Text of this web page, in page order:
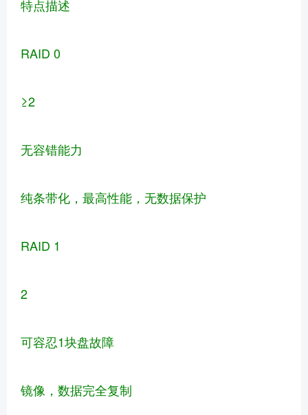
特点描述
RAID 0
≥2
无容错能力
纯条带化，最高性能，无数据保护
RAID 1
2
可容忍1块盘故障
镜像，数据完全复制